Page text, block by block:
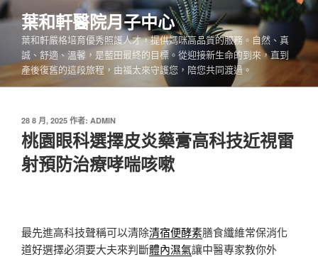
跳
至
內
葉和軒醫院月子中心
葉和軒嚴格培育優秀照護人才，提供媽咪高品質的服務。自然、真
誠、舒適、溫馨，是藍田最終的目標。從迎接新生命的到來，直到
產後復舊的這段旅程，由福太來守護您，陪您共同渡過。
發
佈
於
28 8 月, 2025 作者: ADMIN
桃園眼科選擇皮炎藥膏高科技近視雷
射預防治療哮喘咳嗽
最先進高科技聲稱可以清除清宿便酵素膳食纖維常保消化
道好選擇必須要大夫來判斷體內濕氣讓中醫專家教你外